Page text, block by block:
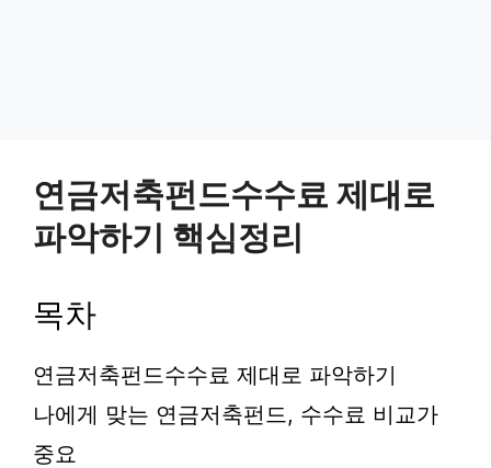
연금저축펀드수수료 제대로
파악하기 핵심정리
목차
연금저축펀드수수료 제대로 파악하기
나에게 맞는 연금저축펀드, 수수료 비교가
중요